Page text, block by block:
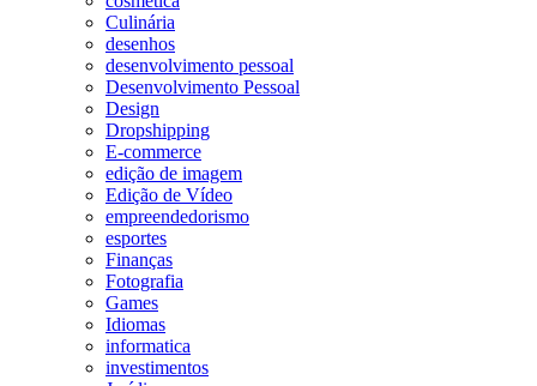
Culinária
desenhos
desenvolvimento pessoal
Desenvolvimento Pessoal
Design
Dropshipping
E-commerce
edição de imagem
Edição de Vídeo
empreendedorismo
esportes
Finanças
Fotografia
Games
Idiomas
informatica
investimentos